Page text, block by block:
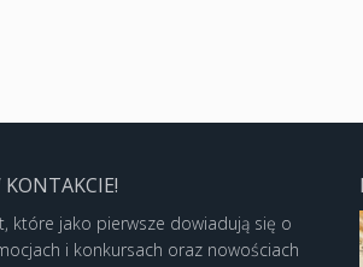
które jako pierwsze dowiadują się o
i konkursach oraz nowościach